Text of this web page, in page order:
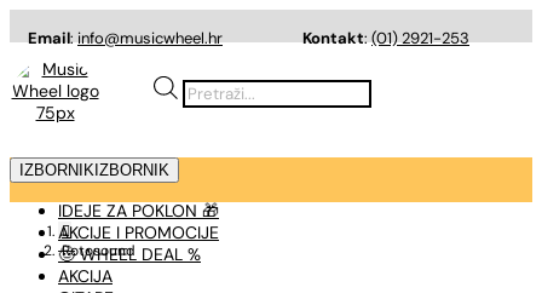
Email:info@musicwheel.hr Kontakt:(01) 2921-253
Products
search
IZBORNIK IZBORNIK
IDEJE ZA POKLON 🎁
AKCIJE I PROMOCIJE
🤠 WHEEL DEAL %
AKCIJA

Rotosound